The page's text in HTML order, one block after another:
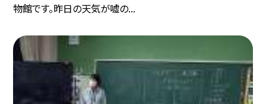
物館です。昨日の天気が嘘の...